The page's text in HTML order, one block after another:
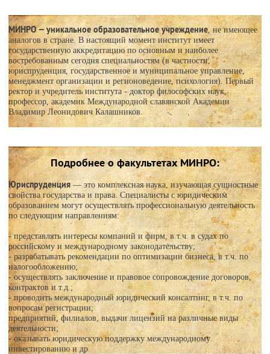
МИНРО — уникальное образовательное учреждение, не имеющее
аналогов в стране. В настоящий момент институт имеет
государственную аккредитацию по основным и наиболее
востребованным сегодня специальностям (в частности,
юриспруденция, государственное и муниципальное управление,
менеджмент организации и регионоведение, психология). Первый
ректор и учредитель института - доктор философских наук,
профессор, академик Международной славянской Академии
Владимир Леонидович Калашников.
Подробнее о факультетах МИНРО:
Юриспруденция — это комплексная наука, изучающая сущностные
свойства государства и права. Специалисты с юридическим
образованием могут осуществлять профессиональную деятельность
по следующим направлениям:
- представлять интересы компаний и фирм, в т.ч. в судах по
российскому и международному законодательству;
- разрабатывать рекомендации по оптимизации бизнеса, в т.ч. по
налогообложению;
- осуществлять заключение и правовое сопровождение договоров,
контрактов и т.д.;
- проводить международный юридический консалтинг, в т.ч. по
вопросам регистрации;
предприятий, филиалов, выдачи лицензий на различные виды
деятельности;
- оказывать юридическую поддержку международному
инвестированию и др.